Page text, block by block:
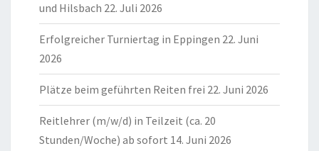
und Hilsbach 22. Juli 2026
Erfolgreicher Turniertag in Eppingen 22. Juni
2026
Plätze beim geführten Reiten frei 22. Juni 2026
Reitlehrer (m/w/d) in Teilzeit (ca. 20
Stunden/Woche) ab sofort 14. Juni 2026